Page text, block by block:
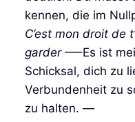
kennen, die im
C’est mon droit de
garder—–Es ist
Schicksal, dich zu
Verbundenheit zu
zu halten. —